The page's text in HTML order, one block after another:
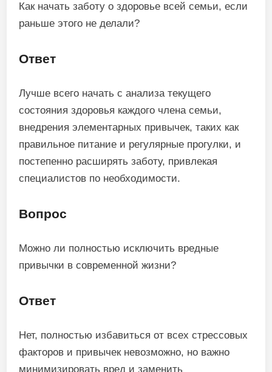
Как начать заботу о здоровье всей семьи, если
раньше этого не делали?
Ответ
Лучше всего начать с анализа текущего
состояния здоровья каждого члена семьи,
внедрения элементарных привычек, таких как
правильное питание и регулярные прогулки, и
постепенно расширять заботу, привлекая
специалистов по необходимости.
Вопрос
Можно ли полностью исключить вредные
привычки в современной жизни?
Ответ
Нет, полностью избавиться от всех стрессовых
факторов и привычек невозможно, но важно
минимизировать вред и заменить